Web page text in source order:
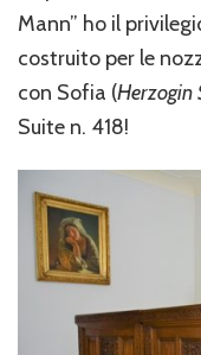
Mann” ho il
costruito per le
con Sofia (Herzogin
Suite n. 418!